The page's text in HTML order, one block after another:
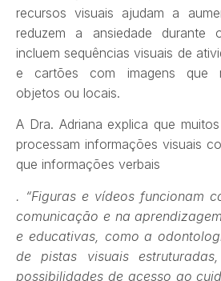
recursos visuais ajudam a
reduzem a ansiedade durante
incluem sequências visuais de
e cartões com imagens que
objetos ou locais.
A Dra. Adriana explica que
processam informações visuais
que informações verbais
. “Figuras e vídeos funcionam
comunicação e na
e educativas, como a
de pistas visuais
possibilidades de acesso ao